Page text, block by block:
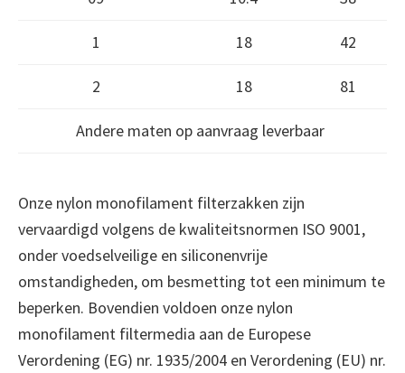
1 18 42
2 18 81
Andere maten op aanvraag leverbaar
Onze nylon monofilament filterzakken zijn
vervaardigd volgens de kwaliteitsnormen ISO 9001,
onder voedselveilige en siliconenvrije
omstandigheden, om besmetting tot een minimum te
beperken. Bovendien voldoen onze nylon
monofilament filtermedia aan de Europese
Verordening (EG) nr. 1935/2004 en Verordening (EU) nr.